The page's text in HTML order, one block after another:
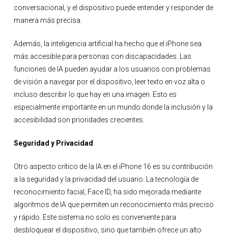
conversacional, y el dispositivo puede entender y responder de
manera más precisa.
Además, la inteligencia artificial ha hecho que el iPhone sea
más accesible para personas con discapacidades. Las
funciones de IA pueden ayudar a los usuarios con problemas
de visión a navegar por el dispositivo, leer texto en voz alta o
incluso describir lo que hay en una imagen. Esto es
especialmente importante en un mundo donde la inclusión y la
accesibilidad son prioridades crecientes.
Seguridad y Privacidad
Otro aspecto crítico de la IA en el iPhone 16 es su contribución
a la seguridad y la privacidad del usuario. La tecnología de
reconocimiento facial, Face ID, ha sido mejorada mediante
algoritmos de IA que permiten un reconocimiento más preciso
y rápido. Este sistema no solo es conveniente para
desbloquear el dispositivo, sino que también ofrece un alto